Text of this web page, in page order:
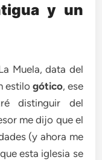
y un
Muela, data del
estilo gótico, ese
distinguir del
me dijo que el
(y ahora me
esta iglesia se